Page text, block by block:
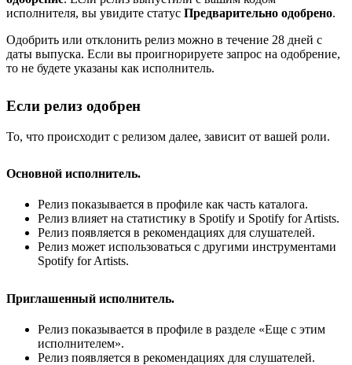
исполнителя, вы увидите статус Предварительно одобрено.
Одобрить или отклонить релиз можно в течение 28 дней с
даты выпуска. Если вы проигнорируете запрос на одобрение,
то не будете указаны как исполнитель.
Если релиз одобрен
То, что происходит с релизом далее, зависит от вашей роли.
Основной исполнитель.
Релиз показывается в профиле как часть каталога.
Релиз влияет на статистику в Spotify и Spotify for Artists.
Релиз появляется в рекомендациях для слушателей.
Релиз может использоваться с другими инструментами
Spotify for Artists.
Приглашенный исполнитель.
Релиз показывается в профиле в разделе «Еще с этим
исполнителем».
Релиз появляется в рекомендациях для слушателей.